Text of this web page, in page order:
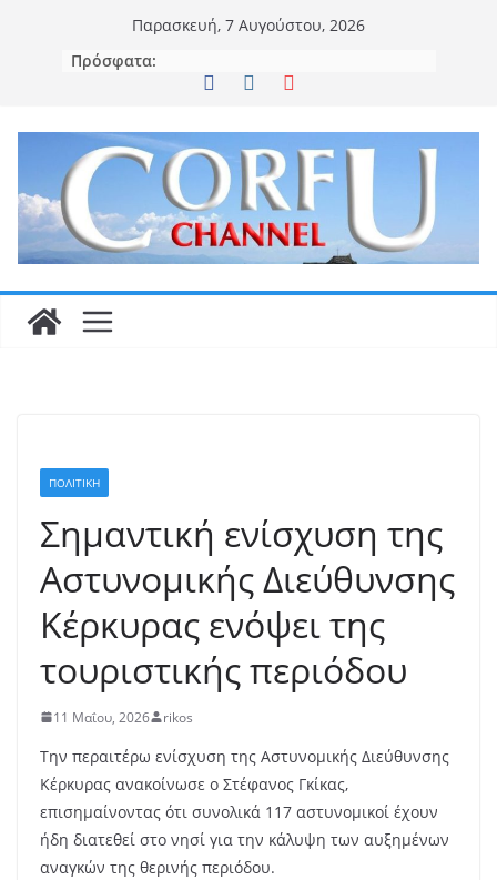
περιεχόμενο
Παρασκευή, 7 Αυγούστου, 2026
Πρόσφατα:
ΠΟΛΙΤΙΚΗ
Σημαντική ενίσχυση της
Αστυνομικής Διεύθυνσης
Κέρκυρας ενόψει της
τουριστικής περιόδου
11 Μαΐου, 2026 rikos
Την περαιτέρω ενίσχυση της Αστυνομικής Διεύθυνσης
Κέρκυρας ανακοίνωσε ο Στέφανος Γκίκας,
επισημαίνοντας ότι συνολικά 117 αστυνομικοί έχουν
ήδη διατεθεί στο νησί για την κάλυψη των αυξημένων
αναγκών της θερινής περιόδου.